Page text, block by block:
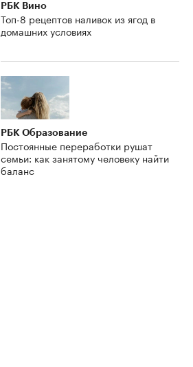
РБК Вино
Топ-8 рецептов наливок из ягод в
домашних условиях
РБК Образование
Постоянные переработки рушат
семьи: как занятому человеку найти
баланс